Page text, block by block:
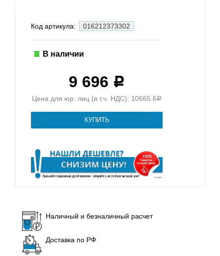
Код артикула: 016212373302
В наличии
9 696 Р
Цена для юр. лиц (в т.ч. НДС): 10665.6 Р
Наличный и безналичный расчет
Доставка по РФ